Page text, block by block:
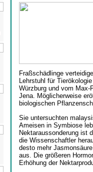
Fraßschädlinge
Lehrstuhl für
Würzburg und vom
Jena. Möglicherweise
biologischen
Sie untersuchten
Ameisen in Symbiose
Nektaraussonderung ist
die Wissenschaftler
desto mehr
aus. Die größeren
Erhöhung der